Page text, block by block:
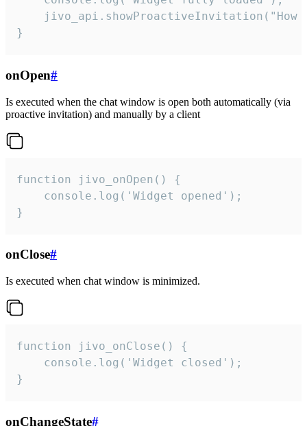
jivo_api.showProactiveInvitation("How
}
onOpen#
Is executed when the chat window is open both automatically (via
proactive invitation) and manually by a client
function jivo_onOpen() {
    console.log('Widget opened');
}
onClose#
Is executed when chat window is minimized.
function jivo_onClose() {
    console.log('Widget closed');
}
onChangeState#